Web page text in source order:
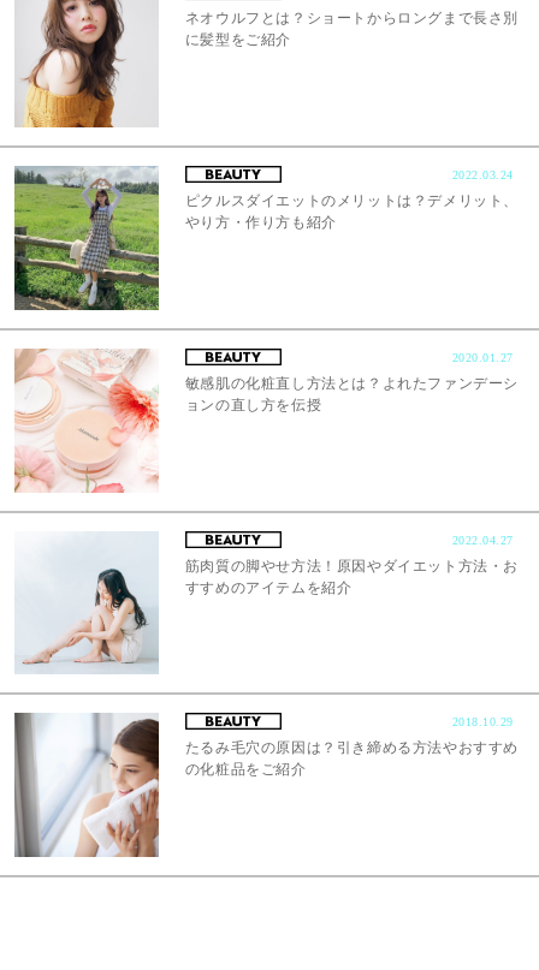
ネオウルフとは？ショートからロングまで長さ別
に髪型をご紹介
2022.03.24
ピクルスダイエットのメリットは？デメリット、
やり方・作り方も紹介
2020.01.27
敏感肌の化粧直し方法とは？よれたファンデーシ
ョンの直し方を伝授
2022.04.27
筋肉質の脚やせ方法！原因やダイエット方法・お
すすめのアイテムを紹介
2018.10.29
たるみ毛穴の原因は？引き締める方法やおすすめ
の化粧品をご紹介